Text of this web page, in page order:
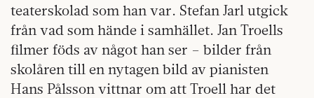
teaterskolad som han var. Stefan Jarl utgick
från vad som hände i samhället. Jan Troells
filmer föds av något han ser – bilder från
skolåren till en nytagen bild av pianisten
Hans Pålsson vittnar om att Troell har det